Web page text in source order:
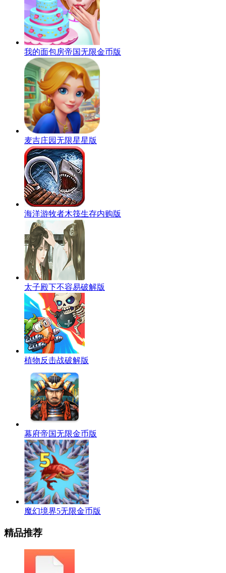
我的面包房帝国无限金币版
麦吉庄园无限星星版
海洋游牧者木筏生存内购版
太子殿下不容易破解版
植物反击战破解版
幕府帝国无限金币版
魔幻境界5无限金币版
精品推荐